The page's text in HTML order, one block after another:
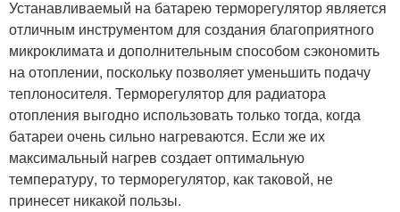
Устанавливаемый на батарею терморегулятор является
отличным инструментом для создания благоприятного
микроклимата и дополнительным способом сэкономить
на отоплении, поскольку позволяет уменьшить подачу
теплоносителя. Терморегулятор для радиатора
отопления выгодно использовать только тогда, когда
батареи очень сильно нагреваются. Если же их
максимальный нагрев создает оптимальную
температуру, то терморегулятор, как таковой, не
принесет никакой пользы.